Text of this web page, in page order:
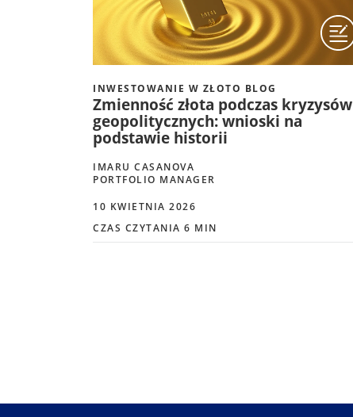
INWESTOWANIE W ZŁOTO BLOG
Zmienność złota podczas kryzysów
geopolitycznych: wnioski na
podstawie historii
IMARU CASANOVA
PORTFOLIO MANAGER
10 KWIETNIA 2026
CZAS CZYTANIA 6 MIN